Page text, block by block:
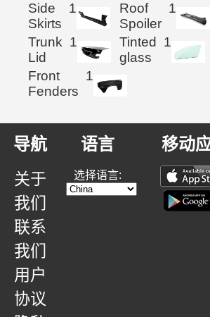
Side
Skirts
1
Roof
Spoiler
1
Trunk
Lid
1
Tinted
glass
1
Front
Fenders
1
导航
关于
我们
联系
我们
用户
协议
语言
选择语言:
移动